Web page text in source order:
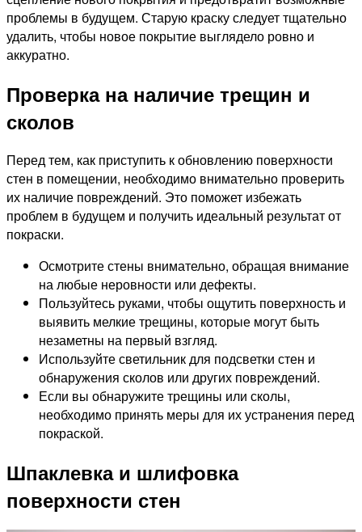
проблемы в будущем. Старую краску следует тщательно
удалить, чтобы новое покрытие выглядело ровно и
аккуратно.
Проверка на наличие трещин и
сколов
Перед тем, как приступить к обновлению поверхности
стен в помещении, необходимо внимательно проверить
их наличие повреждений. Это поможет избежать
проблем в будущем и получить идеальный результат от
покраски.
Осмотрите стены внимательно, обращая внимание
на любые неровности или дефекты.
Пользуйтесь руками, чтобы ощутить поверхность и
выявить мелкие трещины, которые могут быть
незаметны на первый взгляд.
Используйте светильник для подсветки стен и
обнаружения сколов или других повреждений.
Если вы обнаружите трещины или сколы,
необходимо принять меры для их устранения перед
покраской.
Шпаклевка и шлифовка
поверхности стен